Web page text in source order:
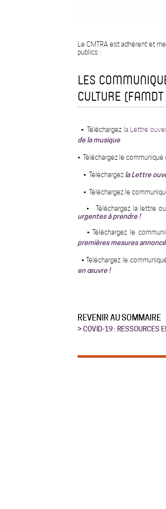
Le CMTRA est adhérent et
publics :
LES
CULTURE
• Téléchargez la Lettre
de la musique
• Téléchargez le
• Téléchargez la Lettre
• Téléchargez le
• Téléchargez la lettre
urgentes à prendre !
• Téléchargez le
premières mesures
• Téléchargez le
en œuvre !
REVENIR AU SOMMAIRE
> COVID-19 : RESSOURCES